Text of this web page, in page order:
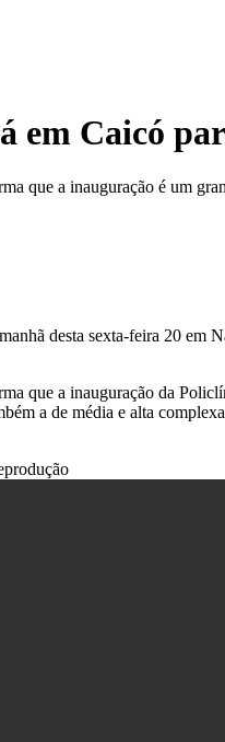
em Caicó
que a inauguração é um
desta sexta-feira 20
que a inauguração da
a de média e alta